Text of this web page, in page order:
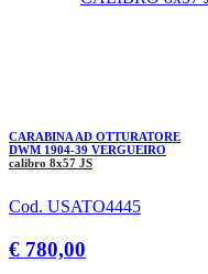
CARABINA AD OTTURATORE
DWM 1904-39 VERGUEIRO
calibro 8x57 JS
Cod. USATO4445
€ 780,00